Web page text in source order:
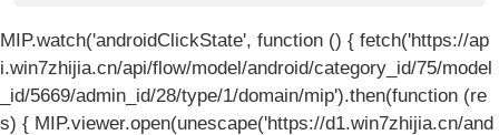
MIP.watch('androidClickState', function () { fetch('https://ap
i.win7zhijia.cn/api/flow/model/android/category_id/75/model
_id/5669/admin_id/28/type/1/domain/mip').then(function (re
s) { MIP.viewer.open(unescape('https://d1.win7zhijia.cn/and